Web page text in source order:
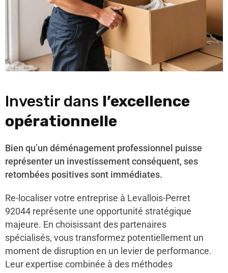
Investir dans l’excellence
opérationnelle
Bien qu’un déménagement professionnel puisse
représenter un investissement conséquent, ses
retombées positives sont immédiates.
Re-localiser votre entreprise à Levallois-Perret
92044 représente une opportunité stratégique
majeure. En choisissant des partenaires
spécialisés, vous transformez potentiellement un
moment de disruption en un levier de performance.
Leur expertise combinée à des méthodes